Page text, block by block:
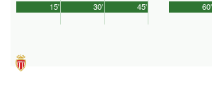
45'
15' 30' 60'